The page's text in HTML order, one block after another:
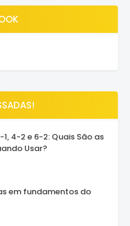
4-2 e 6-2: Quais São as
Usar?
em fundamentos do